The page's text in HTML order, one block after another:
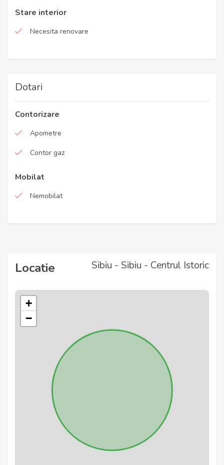
Stare interior
Necesita renovare
Dotari
Contorizare
Apometre
Contor gaz
Mobilat
Nemobilat
Locatie Sibiu - Sibiu - Centrul Istoric
+
−